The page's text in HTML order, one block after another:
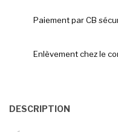
Paiement par CB
Enlèvement chez le
DESCRIPTION